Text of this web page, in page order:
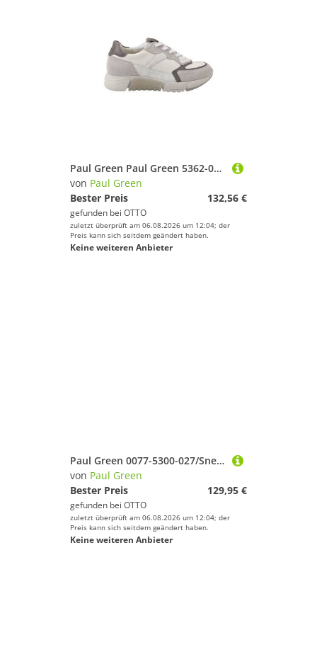
Paul Green Paul Green 5362-026, Sneaker, Weiß,kombiniert, Damen Sneaker
von Paul Green
Bester Preis
132,56 €
gefunden bei OTTO
zuletzt überprüft am 06.08.2026 um 12:04; der
Preis kann sich seitdem geändert haben.
Keine weiteren Anbieter
Paul Green 0077-5300-027/Sneaker Sneaker
von Paul Green
Bester Preis
129,95 €
gefunden bei OTTO
zuletzt überprüft am 06.08.2026 um 12:04; der
Preis kann sich seitdem geändert haben.
Keine weiteren Anbieter